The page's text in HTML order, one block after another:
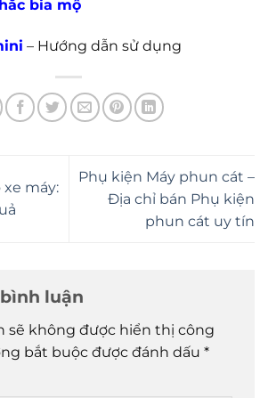
bia mộ
– Hướng dẫn sử dụng
máy:
Phụ kiện Máy phun cát –
Địa chỉ bán Phụ kiện
phun cát uy tín
luận
sẽ không được hiển thị công
bắt buộc được đánh dấu *